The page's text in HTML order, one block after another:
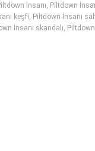
İnsanı, Piltdown
keşfi, Piltdown İnsanı
İnsanı skandalı,